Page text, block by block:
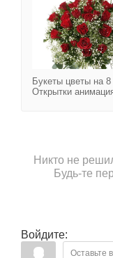
Букеты цветы на
Открытки
Никто не
Будь-те
Войдите: